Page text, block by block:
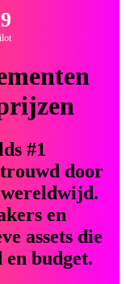
#1
door
en
assets die
budget.